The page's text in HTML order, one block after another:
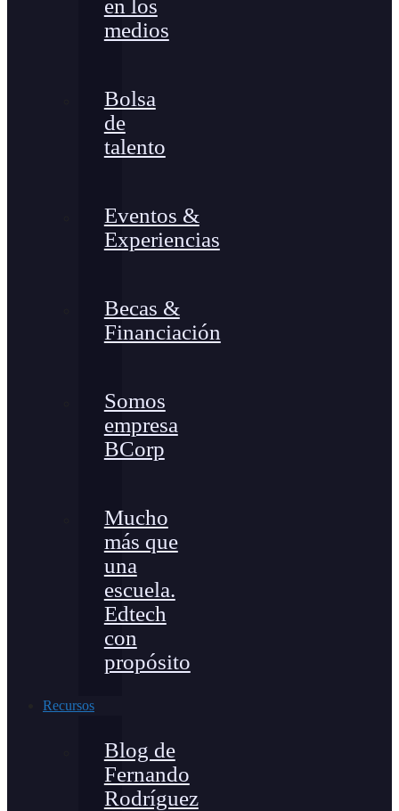
en los
medios
Bolsa
de
talento
Eventos &
Experiencias
Becas &
Financiación
Somos
empresa
BCorp
Mucho
más que
una
escuela.
Edtech
con
propósito
Recursos
Blog de
Fernando
Rodríguez